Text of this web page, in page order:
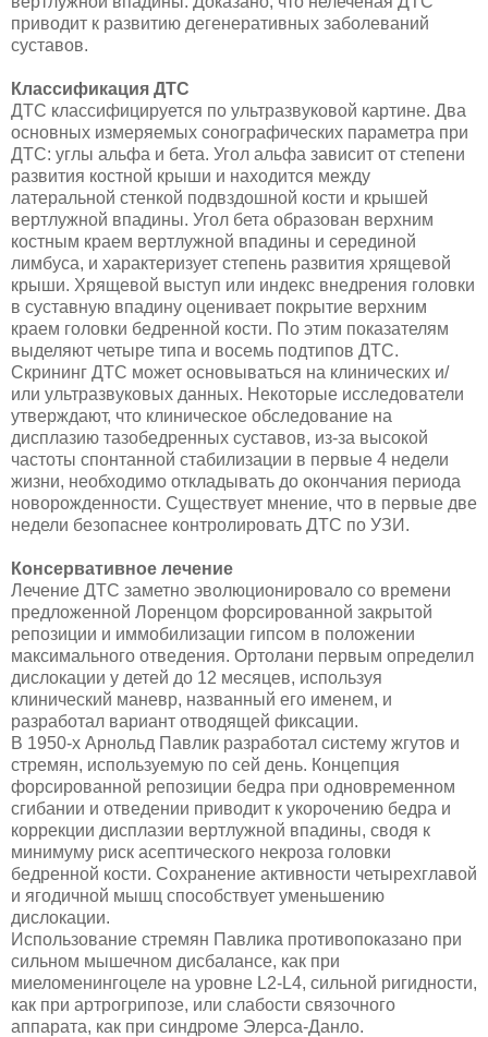
приводит к развитию дегенеративных заболеваний
суставов.
Классификация ДТС
ДТС классифицируется по ультразвуковой картине. Два
основных измеряемых сонографических параметра при
ДТС: углы альфа и бета. Угол альфа зависит от степени
развития костной крыши и находится между
латеральной стенкой подвздошной кости и крышей
вертлужной впадины. Угол бета образован верхним
костным краем вертлужной впадины и серединой
лимбуса, и характеризует степень развития хрящевой
крыши. Хрящевой выступ или индекс внедрения головки
в суставную впадину оценивает покрытие верхним
краем головки бедренной кости. По этим показателям
выделяют четыре типа и восемь подтипов ДТС.
Скрининг ДТС может основываться на клинических и/
или ультразвуковых данных. Некоторые исследователи
утверждают, что клиническое обследование на
дисплазию тазобедренных суставов, из-за высокой
частоты спонтанной стабилизации в первые 4 недели
жизни, необходимо откладывать до окончания периода
новорожденности. Существует мнение, что в первые две
недели безопаснее контролировать ДТС по УЗИ.
Консервативное лечение
Лечение ДТС заметно эволюционировало со времени
предложенной Лоренцом форсированной закрытой
репозиции и иммобилизации гипсом в положении
максимального отведения. Ортолани первым определил
дислокации у детей до 12 месяцев, используя
клинический маневр, названный его именем, и
разработал вариант отводящей фиксации.
В 1950-х Арнольд Павлик разработал систему жгутов и
стремян, используемую по сей день. Концепция
форсированной репозиции бедра при одновременном
сгибании и отведении приводит к укорочению бедра и
коррекции дисплазии вертлужной впадины, сводя к
минимуму риск асептического некроза головки
бедренной кости. Сохранение активности четырехглавой
и ягодичной мышц способствует уменьшению
дислокации.
Использование стремян Павлика противопоказано при
сильном мышечном дисбалансе, как при
миеломенингоцеле на уровне L2-L4, сильной ригидности,
как при артрогрипозе, или слабости связочного
аппарата, как при синдроме Элерса-Данло.